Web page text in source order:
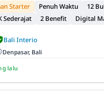
Starter Penuh Waktu
12
Sederajat
2 Benefit Digital
Bali Interio
Denpasar, Bali
lalu